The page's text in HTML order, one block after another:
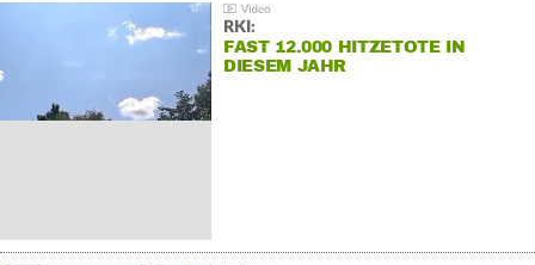
RKI:
FAST 12.000 HITZETOTE IN
DIESEM JAHR